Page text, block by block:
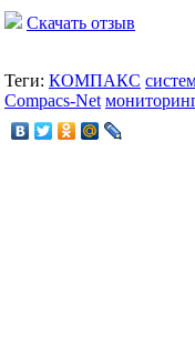
Скачать отзыв
Теги: КОМПАКС
Compacs-Net